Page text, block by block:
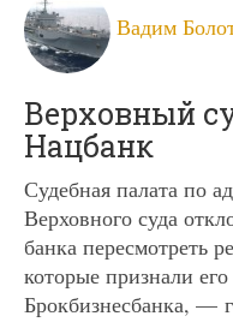
Вадим
Верховный
Нацбанк
Судебная палата по
Верховного суда
банка пересмотреть
которые признали
Брокбизнесбанка, —